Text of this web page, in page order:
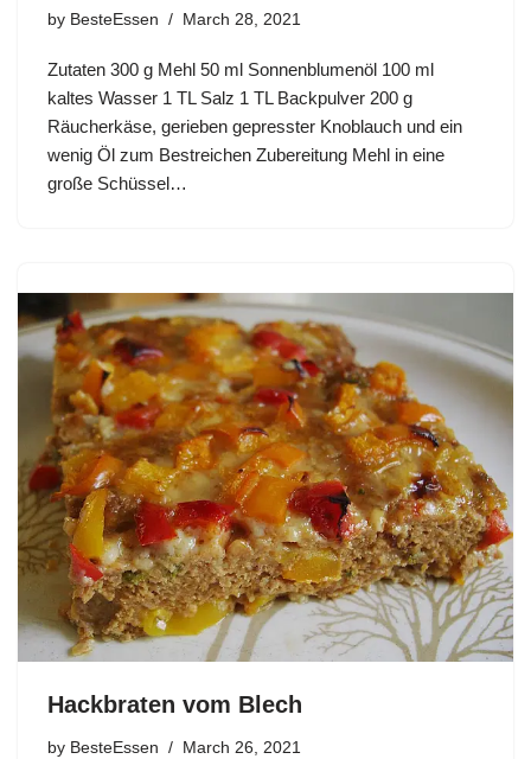
by BesteEssen March 28, 2021
Zutaten 300 g Mehl 50 ml Sonnenblumenöl 100 ml
kaltes Wasser 1 TL Salz 1 TL Backpulver 200 g
Räucherkäse, gerieben gepresster Knoblauch und ein
wenig Öl zum Bestreichen Zubereitung Mehl in eine
große Schüssel…
Hackbraten vom Blech
by BesteEssen March 26, 2021